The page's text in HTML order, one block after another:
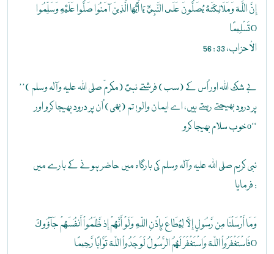
إِنَّ اللَّهَ وَمَلَائِكَتَهُ يُصَلُّونَ عَلَى النَّبِيِّ يَا أَيُّهَا الَّذِينَ آمَنُوا صَلُّوا عَلَيْهِ وَسَلِّمُوا
تَسْلِيمًاO
الأحزاب، 33 : 56
’’بے شک اللہ اور اُس کے (سب) فرشتے نبيّ (مکرمّ صلی اللہ علیہ وآلہ وسلم )
پر درود بھیجتے رہتے ہیں، اے ایمان والو! تم (بھی) اُن پر درود بھیجا کرو اور
خوب سلام بھیجا کروo‘‘
نبی کریم صلی اللہ علیہ وآلہ وسلم کی بارگاہ میں حاضر ہونے کے بارے میں
فرمایا :
وَمَا أَرْسَلْنَا مِن رَّسُولٍ إِلاَّ لِيُطَاعَ بِإِذْنِ اللّهِ وَلَوْ أَنَّهُمْ إِذ ظَّلَمُواْ أَنفُسَهُمْ جَآؤُوكَ
فَاسْتَغْفَرُواْ اللّهَ وَاسْتَغْفَرَ لَهُمُ الرَّسُولُ لَوَجَدُواْ اللّهَ تَوَّابًا رَّحِيمًاO